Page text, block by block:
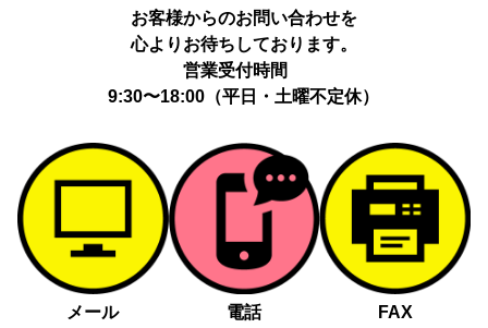
お客様からのお問い合わせを
心よりお待ちしております。
営業受付時間
9:30〜18:00（平日・土曜不定休）
メール
電話 FAX